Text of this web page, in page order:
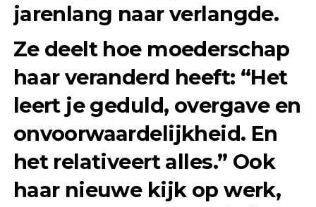
jarenlang naar verlangde.
Ze deelt hoe moederschap
haar veranderd heeft: “Het
leert je geduld, overgave en
onvoorwaardelijkheid. En
het relativeert alles.” Ook
haar nieuwe kijk op werk,